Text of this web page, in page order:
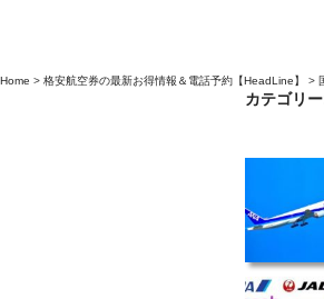
Home > 格安航空券の最新お得情報＆電話予約【HeadLine】 >
カテゴリ